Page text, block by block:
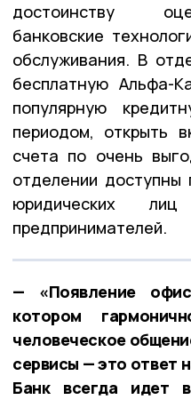
достоинству
банковские
обслуживания. В
бесплатную Альфа-
популярную
периодом, открыть
счета по очень
отделении доступны
юридических
предпринимателей.
— «Появление
котором
человеческое
сервисы — это ответ
Банк всегда идет